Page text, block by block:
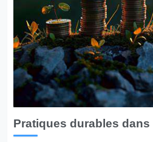
Pratiques durables